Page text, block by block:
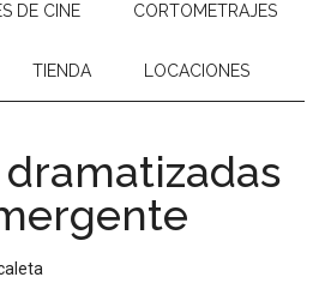
DE CINE CORTOMETRAJES
TIENDA LOCACIONES